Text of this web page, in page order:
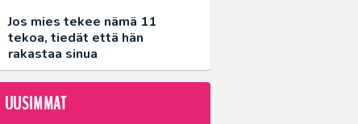
Jos mies tekee nämä 11
tekoa, tiedät että hän
rakastaa sinua
UUSIMMAT